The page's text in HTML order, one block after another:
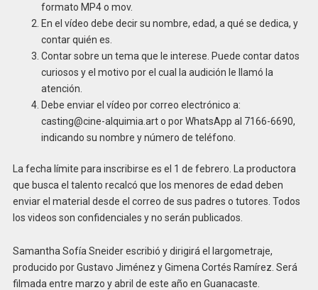
formato MP4 o mov.
En el vídeo debe decir su nombre, edad, a qué se dedica, y
contar quién es.
Contar sobre un tema que le interese. Puede contar datos
curiosos y el motivo por el cual la audición le llamó la
atención.
Debe enviar el vídeo por correo electrónico a:
casting@cine-alquimia.art o por WhatsApp al 7166-6690,
indicando su nombre y número de teléfono.
La fecha límite para inscribirse es el 1 de febrero. La productora
que busca el talento recalcó que los menores de edad deben
enviar el material desde el correo de sus padres o tutores. Todos
los videos son confidenciales y no serán publicados.
Samantha Sofía Sneider escribió y dirigirá el largometraje,
producido por Gustavo Jiménez y Gimena Cortés Ramírez. Será
filmada entre marzo y abril de este año en Guanacaste.